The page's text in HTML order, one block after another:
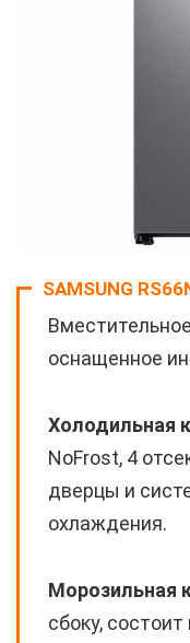
SAMSUNG
оснащенное
Холодильная
NoFrost, 4
дверцы и
охлаждения.
Морозильная
сбоку,